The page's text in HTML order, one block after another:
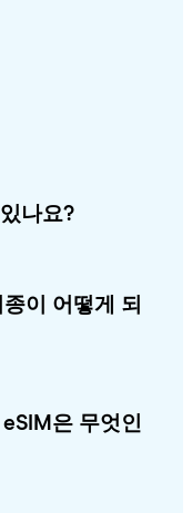
나요?
이 어떻게 되
은 무엇인